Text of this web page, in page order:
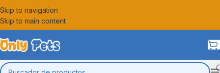
Skip to navigation
Skip to main content